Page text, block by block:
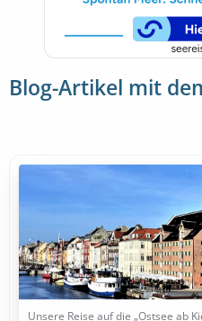
Blog-Artikel mit
Unsere Reise auf die „Ostsee ab